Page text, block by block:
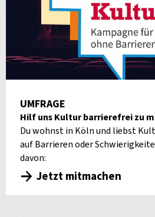
UMFRAGE
Hilf uns Kultur barrierefrei zu
Du wohnst in Köln und liebst
auf Barrieren oder
davon:
Jetzt mitmachen